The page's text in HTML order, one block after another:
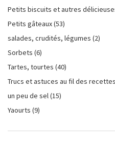
Petits biscuits et autres
Petits gâteaux(53)
salades, crudités, légumes (2)
Sorbets (6)
Tartes, tourtes (40)
Trucs et astuces au fil des recettes
un peu de sel(15)
Yaourts (9)